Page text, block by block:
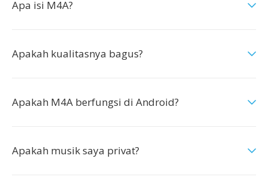
Apa isi M4A?
Apakah kualitasnya bagus?
Apakah M4A berfungsi di Android?
Apakah musik saya privat?